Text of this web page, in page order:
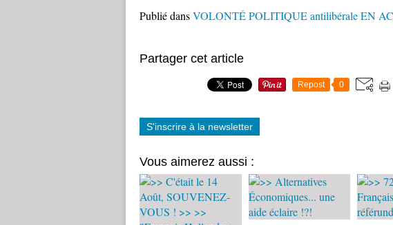
Publié dansVOLONTÉ POLITIQUE antilibérale EN
Partager cet article
Repost 0
S'inscrire à la newsletter
Vous aimerez aussi :